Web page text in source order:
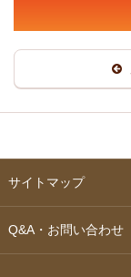
サイトマップ
Q&A・お問い合わせ